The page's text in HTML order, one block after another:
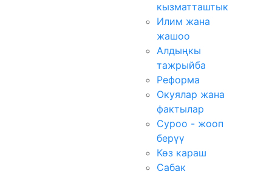
кызматташтык
Илим жана
жашоо
Алдыңкы
тажрыйба
Реформа
Окуялар жана
фактылар
Суроо - жооп
берүү
Көз караш
Сабак